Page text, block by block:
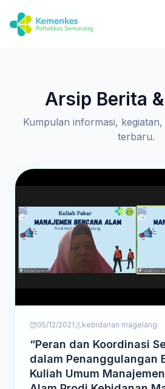
Arsip Berita
Kumpulan informasi,
terbaru.
05/12/2021 kebidanan magelang
“Peran dan Koordinasi
dalam Penanggulangan
Kuliah Umum